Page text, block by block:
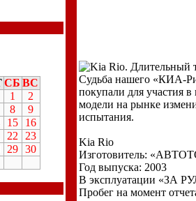
СБ ВС
1
2
8
9
15
16
22
23
29 30
Судьба нашего «КИА-
покупали для участия
модели на рынке
испытания.
Kia Rio
Изготовитель:
Год выпуска: 2003
В эксплуатации «ЗА
Пробег на момент